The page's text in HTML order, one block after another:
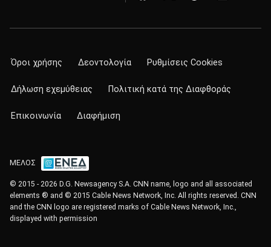
Όροι χρήσης Δεοντολογία Ρυθμίσεις Cookies
Δήλωση εχεμύθειας Πολιτική κατά της Διαφθοράς
Επικοινωνία Διαφήμιση
ΜΕΛΟΣ
© 2015 - 2026 D.G. Newsagency S.A. CNN name, logo and all associated
elements ® and © 2015 Cable News Network, Inc. All rights reserved. CNN
and the CNN logo are registered marks of Cable News Network, Inc.,
displayed with permission